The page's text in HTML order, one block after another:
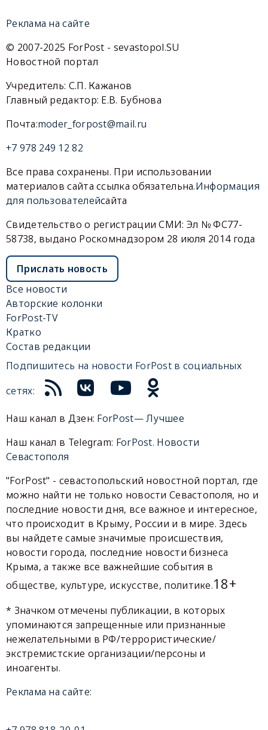
Реклама на сайте
© 2007-2025 ForPost - sevastopol.SU
Новостной портал
Учредитель: С.П. Кажанов
Главный редактор: Е.В. Бубнова
Почта:moder_forpost@mail.ru
+7 978 249 12 82
Все права сохранены. При использовании
материалов сайта ссылка обязательна.Информация
для пользователейсайта
Свидетельство о регистрации СМИ: Эл № ФС77-
58738, выдано Роскомнадзором 28 июля 2014 года
Прислать новость
Все новости
Авторские колонки
ForPost-TV
Кратко
Состав редакции
Подпишитесь на новости ForPost в социальных
сетях:
Наш канал в Дзен: ForPost— Лучшее
Наш канал в Telegram: ForPost. Новости
Севастополя
"ForPost" - севастопольский новостной портал, где
можно найти не только новости Севастополя, но и
последние новости дня, все важное и интересное,
что происходит в Крыму, России и в мире. Здесь
вы найдете самые значимые происшествия,
новости города, последние новости бизнеса
Крыма, а также все важнейшие события в
обществе, культуре, искусстве, политике.18+
* Значком отмечены публикации, в которых
упоминаются запрещенные или признанные
нежелательными в РФ/террористические/
экстремистские организации/персоны и
иноагенты.
Реклама на сайте: